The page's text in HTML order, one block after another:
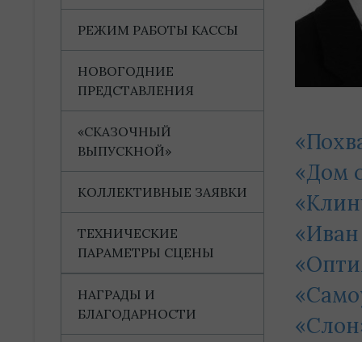
«Дом
РЕЖИМ РАБОТЫ КАССЫ
НОВОГОДНИЕ
ПРЕДСТАВЛЕНИЯ
«СКАЗОЧНЫЙ
ВЫПУСКНОЙ»
КОЛЛЕКТИВНЫЕ ЗАЯВКИ
ТЕХНИЧЕСКИЕ
ПАРАМЕТРЫ СЦЕНЫ
НАГРАДЫ И
БЛАГОДАРНОСТИ